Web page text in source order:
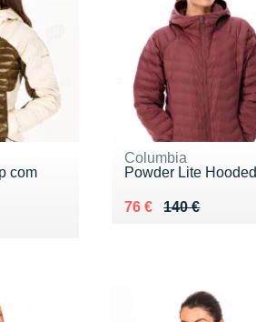
com
€
Columbia
Powder Lite Hooded
140 €
Au lieu de 140 €
76 €
Vendu 76 €